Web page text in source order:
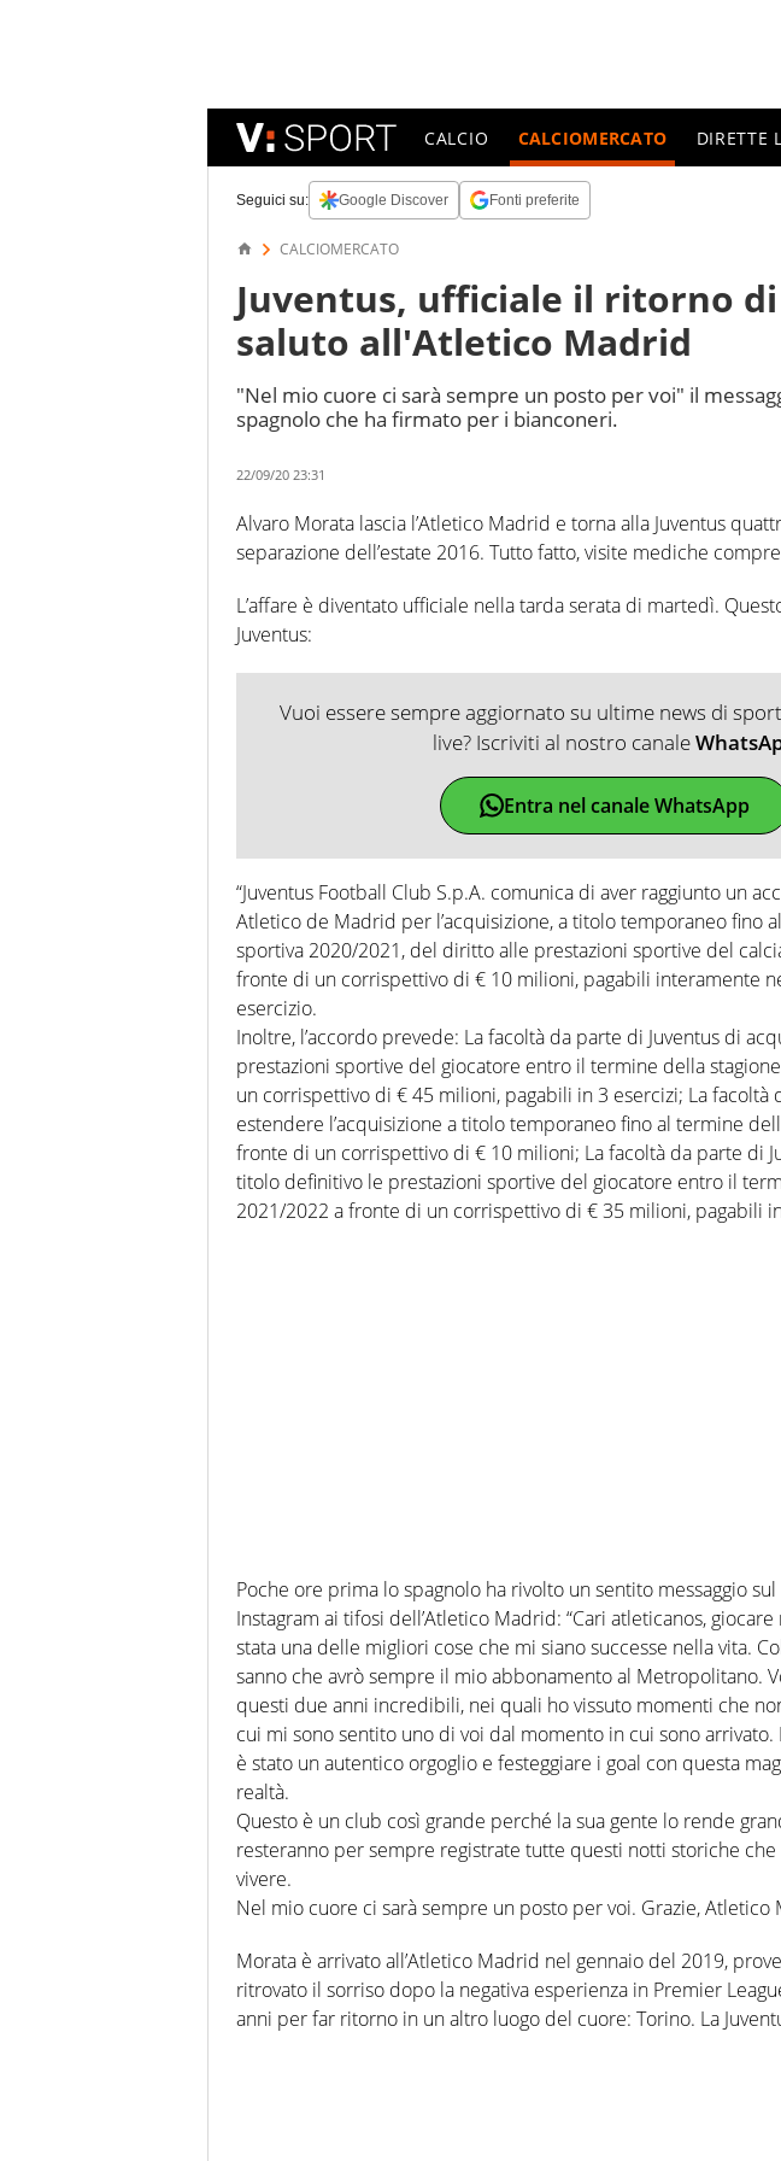
CALCIO CALCIOMERCATO DIRETTE
Seguici su: Google Discover Fonti preferite
CALCIOMERCATO
Juventus, ufficiale il ritorno
saluto all'Atletico Madrid
"Nel mio cuore ci sarà sempre un posto per voi" il
spagnolo che ha firmato per i bianconeri.
22/09/20 23:31
Alvaro Morata lascia l’Atletico Madrid e torna alla Juventus
separazione dell’estate 2016. Tutto fatto, visite mediche
L’affare è diventato ufficiale nella tarda serata di martedì.
Juventus:
Vuoi essere sempre aggiornato su ultime news di
live? Iscriviti al nostro canale
Entra nel canale WhatsApp
“Juventus Football Club S.p.A. comunica di aver raggiunto un
Atletico de Madrid per l’acquisizione, a titolo temporaneo fino
sportiva 2020/2021, del diritto alle prestazioni sportive del
fronte di un corrispettivo di € 10 milioni, pagabili interamente
esercizio.
Inoltre, l’accordo prevede: La facoltà da parte di Juventus di
prestazioni sportive del giocatore entro il termine della
un corrispettivo di € 45 milioni, pagabili in 3 esercizi; La facoltà
estendere l’acquisizione a titolo temporaneo fino al termine
fronte di un corrispettivo di € 10 milioni; La facoltà da parte di
titolo definitivo le prestazioni sportive del giocatore entro il
2021/2022 a fronte di un corrispettivo di € 35 milioni, pagabili
Poche ore prima lo spagnolo ha rivolto un sentito messaggio
Instagram ai tifosi dell’Atletico Madrid: “Cari atleticanos,
stata una delle migliori cose che mi siano successe nella vita.
sanno che avrò sempre il mio abbonamento al Metropolitano.
questi due anni incredibili, nei quali ho vissuto momenti che
cui mi sono sentito uno di voi dal momento in cui sono
è stato un autentico orgoglio e festeggiare i goal con questa
realtà.
Questo è un club così grande perché la sua gente lo rende
resteranno per sempre registrate tutte questi notti storiche che
vivere.
Nel mio cuore ci sarà sempre un posto per voi. Grazie, Atletico
Morata è arrivato all’Atletico Madrid nel gennaio del 2019,
ritrovato il sorriso dopo la negativa esperienza in Premier
anni per far ritorno in un altro luogo del cuore: Torino. La